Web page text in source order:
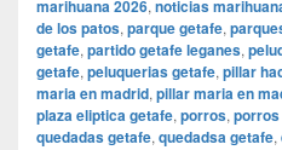
marihuana 2026, noticias
de los patos, parque getafe,
getafe, partido getafe leganes,
getafe, peluquerias getafe, pillar
maria en madrid, pillar maria en
plaza eliptica getafe, porros,
quedadas getafe, quedadsa getafe,